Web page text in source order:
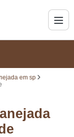
em sp